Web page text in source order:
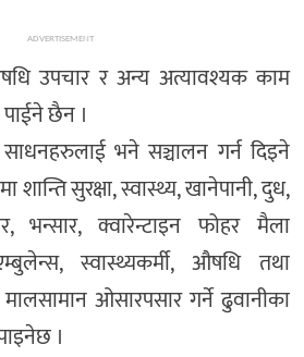
ADVERTISEMENT
उपचार र अन्य अत्यावश्यक काम
छैन ।
भने सञ्चालन गर्न दिइने
शान्ति सुरक्षा, स्वास्थ्य, खानेपानी, दुध,
भन्सार, क्वारेन्टाइन फोहर मैला
स्वास्थ्यकर्मी, औषधि तथा
ओसारपसार गर्ने ढुवानीका
।